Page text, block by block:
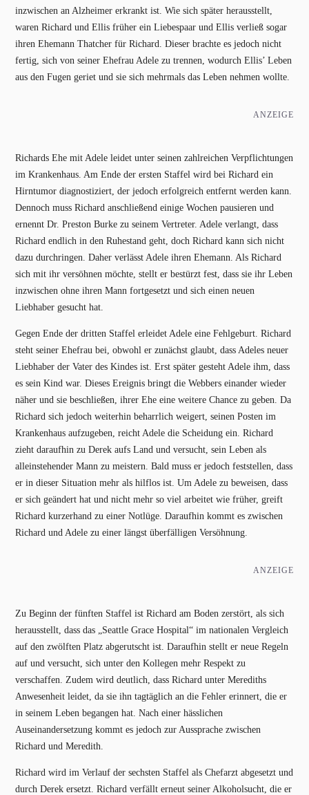
inzwischen an Alzheimer erkrankt ist. Wie sich später herausstellt,
waren Richard und Ellis früher ein Liebespaar und Ellis verließ sogar
ihren Ehemann Thatcher für Richard. Dieser brachte es jedoch nicht
fertig, sich von seiner Ehefrau Adele zu trennen, wodurch Ellis’ Leben
aus den Fugen geriet und sie sich mehrmals das Leben nehmen wollte.
ANZEIGE
Richards Ehe mit Adele leidet unter seinen zahlreichen Verpflichtungen
im Krankenhaus. Am Ende der ersten Staffel wird bei Richard ein
Hirntumor diagnostiziert, der jedoch erfolgreich entfernt werden kann.
Dennoch muss Richard anschließend einige Wochen pausieren und
ernennt Dr. Preston Burke zu seinem Vertreter. Adele verlangt, dass
Richard endlich in den Ruhestand geht, doch Richard kann sich nicht
dazu durchringen. Daher verlässt Adele ihren Ehemann. Als Richard
sich mit ihr versöhnen möchte, stellt er bestürzt fest, dass sie ihr Leben
inzwischen ohne ihren Mann fortgesetzt und sich einen neuen
Liebhaber gesucht hat.
Gegen Ende der dritten Staffel erleidet Adele eine Fehlgeburt. Richard
steht seiner Ehefrau bei, obwohl er zunächst glaubt, dass Adeles neuer
Liebhaber der Vater des Kindes ist. Erst später gesteht Adele ihm, dass
es sein Kind war. Dieses Ereignis bringt die Webbers einander wieder
näher und sie beschließen, ihrer Ehe eine weitere Chance zu geben. Da
Richard sich jedoch weiterhin beharrlich weigert, seinen Posten im
Krankenhaus aufzugeben, reicht Adele die Scheidung ein. Richard
zieht daraufhin zu Derek aufs Land und versucht, sein Leben als
alleinstehender Mann zu meistern. Bald muss er jedoch feststellen, dass
er in dieser Situation mehr als hilflos ist. Um Adele zu beweisen, dass
er sich geändert hat und nicht mehr so viel arbeitet wie früher, greift
Richard kurzerhand zu einer Notlüge. Daraufhin kommt es zwischen
Richard und Adele zu einer längst überfälligen Versöhnung.
ANZEIGE
Zu Beginn der fünften Staffel ist Richard am Boden zerstört, als sich
herausstellt, dass das „Seattle Grace Hospital“ im nationalen Vergleich
auf den zwölften Platz abgerutscht ist. Daraufhin stellt er neue Regeln
auf und versucht, sich unter den Kollegen mehr Respekt zu
verschaffen. Zudem wird deutlich, dass Richard unter Merediths
Anwesenheit leidet, da sie ihn tagtäglich an die Fehler erinnert, die er
in seinem Leben begangen hat. Nach einer hässlichen
Auseinandersetzung kommt es jedoch zur Aussprache zwischen
Richard und Meredith.
Richard wird im Verlauf der sechsten Staffel als Chefarzt abgesetzt und
durch Derek ersetzt. Richard verfällt erneut seiner Alkoholsucht, die er